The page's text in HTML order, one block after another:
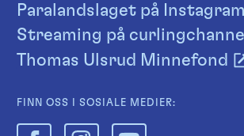
Paralandslaget på Instagram
Streaming på
Thomas Ulsrud Minnefond
FINN OSS I SOSIALE MEDIER: